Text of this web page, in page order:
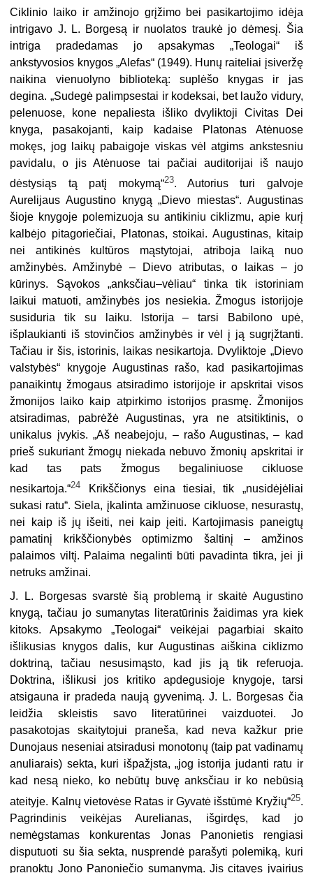
Ciklinio laiko ir amžinojo grįžimo bei pasikartojimo idėja
intrigavo J. L. Borgesą ir nuolatos traukė jo dėmesį. Šia
intriga pradedamas jo apsakymas „Teologai“ iš
ankstyvosios knygos „Alefas“ (1949). Hunų raiteliai įsiveržę
naikina vienuolyno biblioteką: suplėšo knygas ir jas
degina. „Sudegė palimpsestai ir kodeksai, bet laužo vidury,
pelenuose, kone nepaliesta išliko dvyliktoji Civitas Dei
knyga, pasakojanti, kaip kadaise Platonas Atėnuose
mokęs, jog laikų pabaigoje viskas vėl atgims ankstesniu
pavidalu, o jis Atėnuose tai pačiai auditorijai iš naujo
dėstysiąs tą patį mokymą“23. Autorius turi galvoje
Aurelijaus Augustino knygą „Dievo miestas“. Augustinas
šioje knygoje polemizuoja su antikiniu ciklizmu, apie kurį
kalbėjo pitagoriečiai, Platonas, stoikai. Augustinas, kitaip
nei antikinės kultūros mąstytojai, atriboja laiką nuo
amžinybės. Amžinybė – Dievo atributas, o laikas – jo
kūrinys. Sąvokos „anksčiau–vėliau“ tinka tik istoriniam
laikui matuoti, amžinybės jos nesiekia. Žmogus istorijoje
susiduria tik su laiku. Istorija – tarsi Babilono upė,
išplaukianti iš stovinčios amžinybės ir vėl į ją sugrįžtanti.
Tačiau ir šis, istorinis, laikas nesikartoja. Dvyliktoje „Dievo
valstybės“ knygoje Augustinas rašo, kad pasikartojimas
panaikintų žmogaus atsiradimo istorijoje ir apskritai visos
žmonijos laiko kaip atpirkimo istorijos prasmę. Žmonijos
atsiradimas, pabrėžė Augustinas, yra ne atsitiktinis, o
unikalus įvykis. „Aš neabejoju, – rašo Augustinas, – kad
prieš sukuriant žmogų niekada nebuvo žmonių apskritai ir
kad tas pats žmogus begaliniuose cikluose
nesikartoja.“24 Krikščionys eina tiesiai, tik „nusidėjėliai
sukasi ratu“. Siela, įkalinta amžinuose cikluose, nesurastų,
nei kaip iš jų išeiti, nei kaip įeiti. Kartojimasis paneigtų
pamatinį krikščionybės optimizmo šaltinį – amžinos
palaimos viltį. Palaima negalinti būti pavadinta tikra, jei ji
netruks amžinai.
J. L. Borgesas svarstė šią problemą ir skaitė Augustino
knygą, tačiau jo sumanytas literatūrinis žaidimas yra kiek
kitoks. Apsakymo „Teologai“ veikėjai pagarbiai skaito
išlikusias knygos dalis, kur Augustinas aiškina ciklizmo
doktriną, tačiau nesusimąsto, kad jis ją tik referuoja.
Doktrina, išlikusi jos kritiko apdegusioje knygoje, tarsi
atsigauna ir pradeda naują gyvenimą. J. L. Borgesas čia
leidžia skleistis savo literatūrinei vaizduotei. Jo
pasakotojas skaitytojui praneša, kad neva kažkur prie
Dunojaus neseniai atsiradusi monotonų (taip pat vadinamų
anuliarais) sekta, kuri išpažįsta, „jog istorija judanti ratu ir
kad nesą nieko, ko nebūtų buvę anksčiau ir ko nebūsią
ateityje. Kalnų vietovėse Ratas ir Gyvatė išstūmė Kryžių“25.
Pagrindinis veikėjas Aurelianas, išgirdęs, kad jo
nemėgstamas konkurentas Jonas Panonietis rengiasi
disputuoti su šia sekta, nusprendė parašyti polemiką, kuri
pranoktų Jono Panoniečio sumanymą. Jis citavęs įvairius